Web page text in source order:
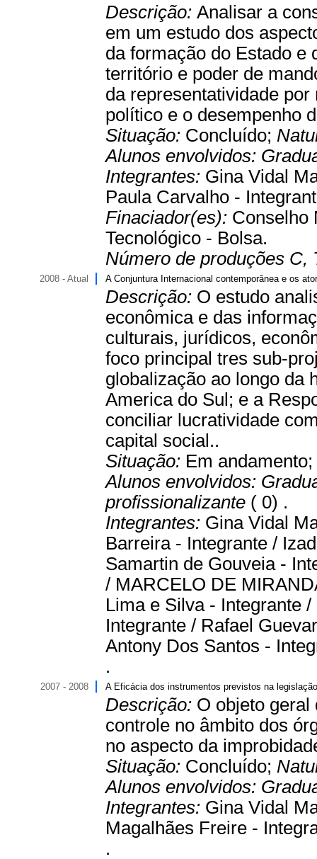
Descrição: Analisar a
em um estudo dos
da formação do Estado e
território e poder de
da representatividade
político e o desempenho
Situação: Concluído;
Alunos envolvidos:
Integrantes: Gina Vidal
Paula Carvalho -
Finaciador(es): Conselho
Tecnológico - Bolsa.
Número de produções C,
2008 - Atual A Conjuntura Internacional contemporânea e os
Descrição: O estudo
econômica e das
culturais, jurídicos,
foco principal tres sub-
globalização ao longo da
America do Sul; e a
conciliar lucratividade
capital social..
Situação: Em andamento;
Alunos envolvidos:
profissionalizante ( 0) .
Integrantes: Gina Vidal
Barreira - Integrante /
Samartin de Gouveia -
/ MARCELO DE
Lima e Silva - Integrante
Integrante / Rafael
Antony Dos Santos -
.
2007 - 2008 A Eficácia dos instrumentos previstos na
Descrição: O objeto geral
controle no âmbito dos
no aspecto da
Situação: Concluído;
Alunos envolvidos:
Integrantes: Gina Vidal
Magalhães Freire -
.